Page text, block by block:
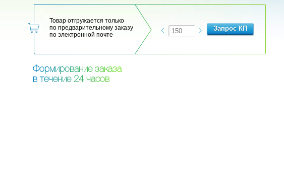
Товар отгружается только
по предварительному заказу
по электронной почте
Формирование заказа
в течение 24 часов